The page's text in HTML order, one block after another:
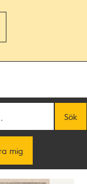
Sök
mig